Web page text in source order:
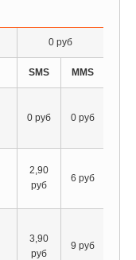
0 руб
SMS MMS
0 руб 0 руб
2,90
руб
6 руб
3,90
руб
9 руб